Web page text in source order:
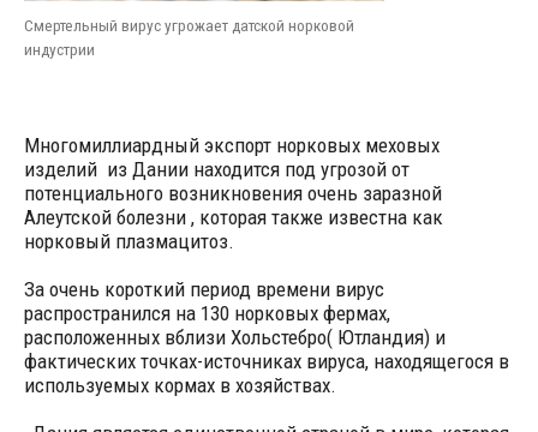
Смертельный вирус угрожает датской норковой
индустрии
Многомиллиардный экспорт норковых меховых
изделий из Дании находится под угрозой от
потенциального возникновения очень заразной
Алеутской болезни , которая также известна как
норковый плазмацитоз.
За очень короткий период времени вирус
распространился на 130 норковых фермах,
расположенных вблизи Хольстебро( Ютландия) и
фактических точках-источниках вируса, находящегося в
используемых кормах в хозяйствах.